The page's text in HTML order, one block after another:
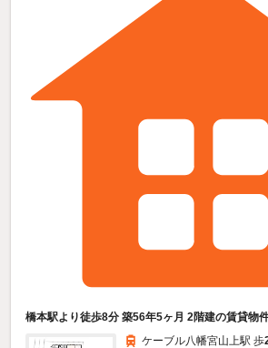
橋本駅より徒歩8分 築56年5ヶ月 2階建の賃貸物
ケーブル八幡宮山上駅 歩